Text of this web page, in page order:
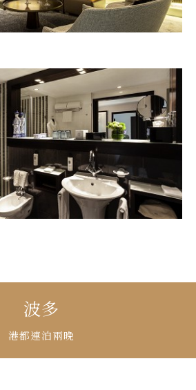
波多
港都連泊兩晚